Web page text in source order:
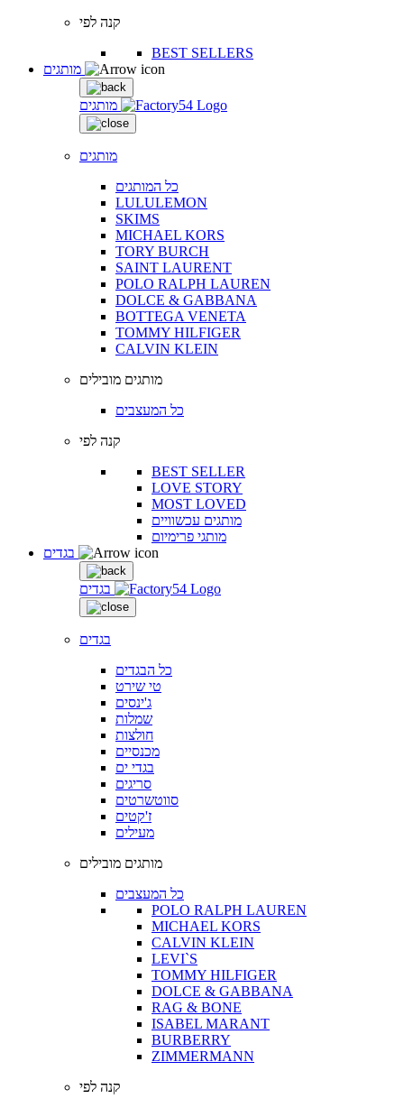
קנה לפי
BEST SELLERS
מותגים
מותגים
כל המותגים
LULULEMON
SKIMS
MICHAEL KORS
TORY BURCH
SAINT LAURENT
POLO RALPH LAUREN
DOLCE & GABBANA
BOTTEGA VENETA
TOMMY HILFIGER
CALVIN KLEIN
מותגים מובילים
כל המעצבים
קנה לפי
BEST SELLER
LOVE STORY
MOST LOVED
מותגים עכשוויים
מותגי פרימיום
בגדים
בגדים
כל הבגדים
טי שירט
ג'ינסים
שמלות
חולצות
מכנסיים
בגדי ים
סריגים
סווטשרטים
ז'קטים
מעילים
מותגים מובילים
כל המעצבים
POLO RALPH LAUREN
MICHAEL KORS
CALVIN KLEIN
LEVI`S
TOMMY HILFIGER
DOLCE & GABBANA
RAG & BONE
ISABEL MARANT
BURBERRY
ZIMMERMANN
קנה לפי